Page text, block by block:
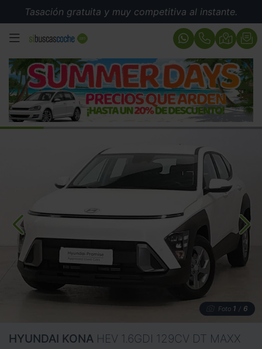
Tasación gratuita y muy competitiva al instante.
MENÚ
Foto 1 / 6
HYUNDAI KONA HEV 1.6GDI 129CV DT MAXX